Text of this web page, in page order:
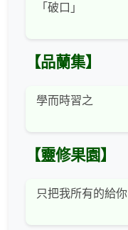
「破口」
【品蘭集】
學而時習之
【靈修果園】
只把我所有的給你